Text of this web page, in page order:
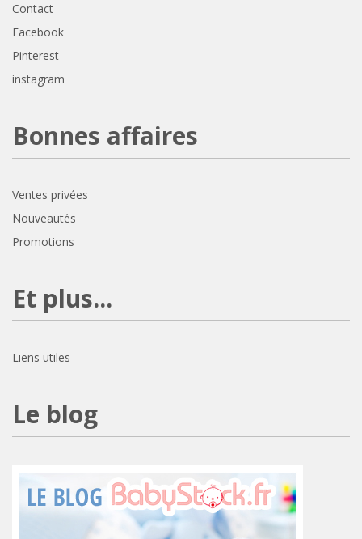
Contact
Facebook
Pinterest
instagram
Bonnes affaires
Ventes privées
Nouveautés
Promotions
Et plus...
Liens utiles
Le blog